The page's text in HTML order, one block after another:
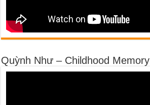
Quỳnh Như – Childhood Memory